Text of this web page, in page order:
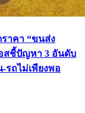
าคา “ขนส่ง
สชี้ปัญหา 3 อันดับ
รถไม่เพียงพอ